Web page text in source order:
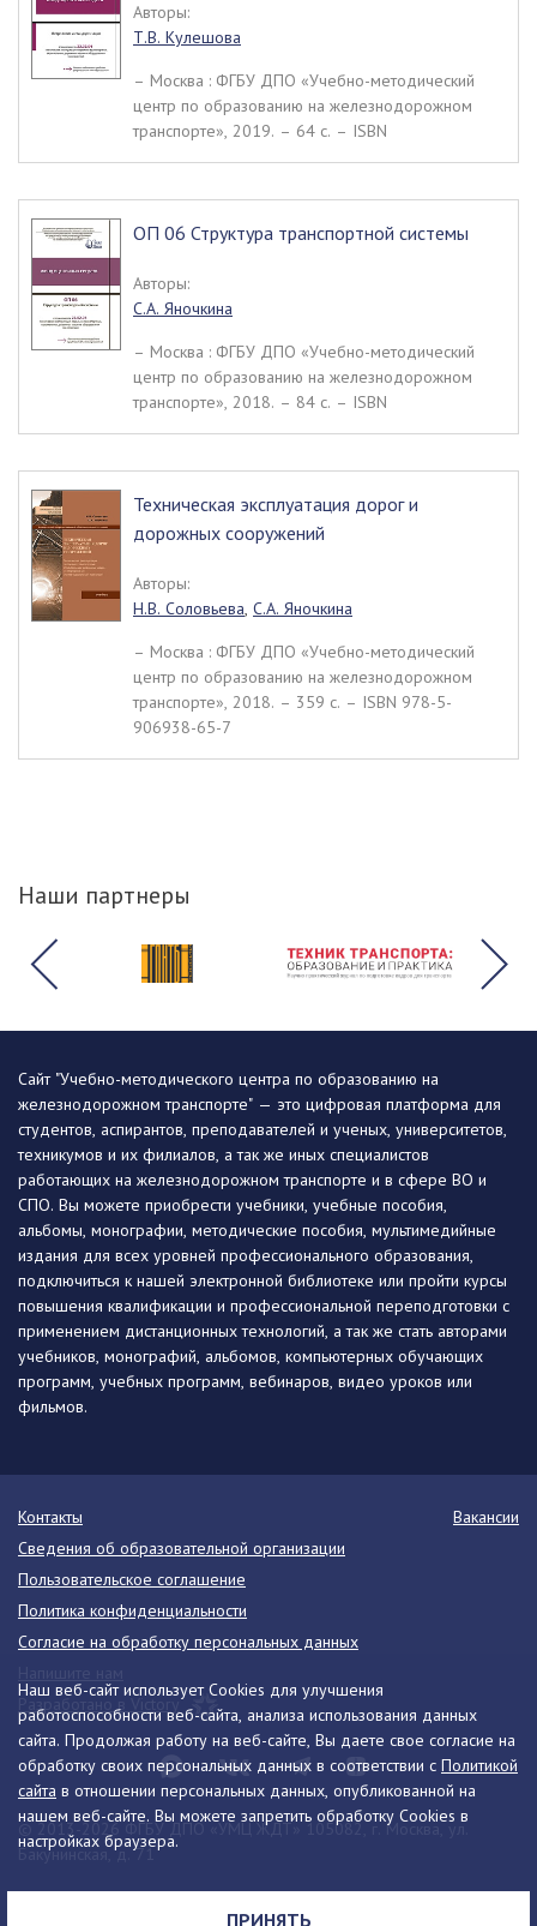
Авторы:
Т.В. Кулешова
– Москва : ФГБУ ДПО «Учебно-методический
центр по образованию на железнодорожном
транспорте», 2019. – 64 c. – ISBN
ОП 06 Структура транспортной системы
Авторы:
С.А. Яночкина
– Москва : ФГБУ ДПО «Учебно-методический
центр по образованию на железнодорожном
транспорте», 2018. – 84 c. – ISBN
Техническая эксплуатация дорог и
дорожных сооружений
Авторы:
Н.В. Соловьева, С.А. Яночкина
– Москва : ФГБУ ДПО «Учебно-методический
центр по образованию на железнодорожном
транспорте», 2018. – 359 c. – ISBN 978-5-
906938-65-7
Наши партнеры
Наш веб-сайт использует Cookies для улучшения
работоспособности веб-сайта, анализа использования данных
сайта. Продолжая работу на веб-сайте, Вы даете свое согласие на
обработку своих персональных данных в соответствии с Политикой
сайта в отношении персональных данных, опубликованной на
нашем веб-сайте. Вы можете запретить обработку Cookies в
настройках браузера.
ПРИНЯТЬ
Сайт "Учебно-методического центра по образованию на
железнодорожном транспорте" — это цифровая платформа для
студентов, аспирантов, преподавателей и ученых, университетов,
техникумов и их филиалов, а так же иных специалистов
работающих на железнодорожном транспорте и в сфере ВО и
СПО. Вы можете приобрести учебники, учебные пособия,
альбомы, монографии, методические пособия, мультимедийные
издания для всех уровней профессионального образования,
подключиться к нашей электронной библиотеке или пройти курсы
повышения квалификации и профессиональной переподготовки с
применением дистанционных технологий, а так же стать авторами
учебников, монографий, альбомов, компьютерных обучающих
программ, учебных программ, вебинаров, видео уроков или
фильмов.
© 2013-2026 ФГБУ ДПО «УМЦ ЖДТ» 105082, г. Москва, ул.
Бакунинская, д. 71
Телефон:8 (495) 739-00-30 info@umczdt.ru схема проезда
Контакты
Вакансии
Сведения об образовательной организации
Пользовательское соглашение
Политика конфиденциальности
Согласие на обработку персональных данных
Разработано в Victory